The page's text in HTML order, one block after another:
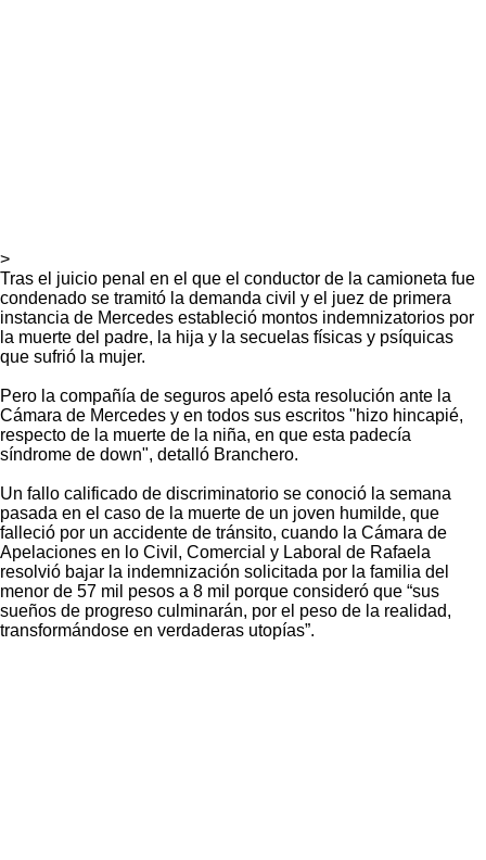
>
Tras el juicio penal en el que el conductor de la camioneta fue
condenado se tramitó la demanda civil y el juez de primera
instancia de Mercedes estableció montos indemnizatorios por
la muerte del padre, la hija y la secuelas físicas y psíquicas
que sufrió la mujer.
Pero la compañía de seguros apeló esta resolución ante la
Cámara de Mercedes y en todos sus escritos "hizo hincapié,
respecto de la muerte de la niña, en que esta padecía
síndrome de down", detalló Branchero.
Un fallo calificado de discriminatorio se conoció la semana
pasada en el caso de la muerte de un joven humilde, que
falleció por un accidente de tránsito, cuando la Cámara de
Apelaciones en lo Civil, Comercial y Laboral de Rafaela
resolvió bajar la indemnización solicitada por la familia del
menor de 57 mil pesos a 8 mil porque consideró que “sus
sueños de progreso culminarán, por el peso de la realidad,
transformándose en verdaderas utopías”.